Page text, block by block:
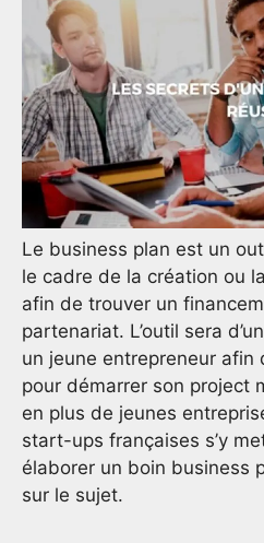
Le business plan est un
le cadre de la création ou
afin de trouver un
partenariat. L’outil sera
un jeune entrepreneur afin
pour démarrer son project
en plus de jeunes
start-ups françaises s’y
élaborer un boin business
sur le sujet.